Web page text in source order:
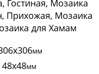
Гостиная, Мозаика
Прихожая, Мозаика
и плитка для фасада, Мозаика для Хамам
мм
48x48мм